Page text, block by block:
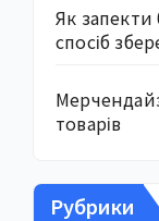
Як запекти
спосіб
товарів
Рубрики